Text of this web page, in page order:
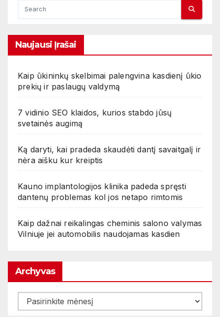
Naujausi Įrašai
Kaip ūkininkų skelbimai palengvina kasdienį ūkio
prekių ir paslaugų valdymą
7 vidinio SEO klaidos, kurios stabdo jūsų
svetainės augimą
Ką daryti, kai pradeda skaudėti dantį savaitgalį ir
nėra aišku kur kreiptis
Kauno implantologijos klinika padeda spręsti
dantenų problemas kol jos netapo rimtomis
Kaip dažnai reikalingas cheminis salono valymas
Vilniuje jei automobilis naudojamas kasdien
Archyvas
Archyvas